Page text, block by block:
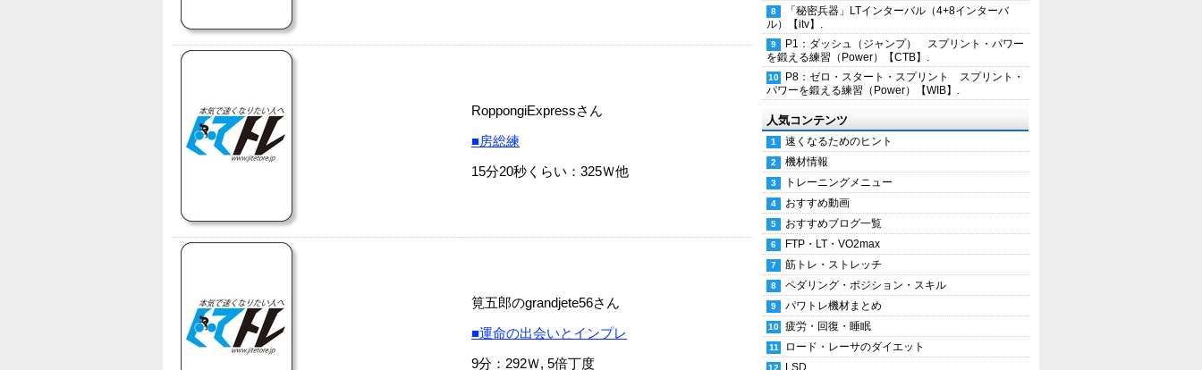
RoppongiExpressさん
■房総練
15分20秒くらい：325Ｗ他
筧五郎のgrandjete56さん
■運命の出会いとインプレ
9分：292Ｗ, 5倍丁度
「秘密兵器」LTインターバル（4+8インターバ
ル）【itv】.
P1：ダッシュ（ジャンプ） スプリント・パワー
を鍛える練習（Power）【CTB】.
P8：ゼロ・スタート・スプリント スプリント・
パワーを鍛える練習（Power）【WIB】.
人気コンテンツ
速くなるためのヒント
機材情報
トレーニングメニュー
おすすめ動画
おすすめブログ一覧
FTP・LT・VO2max
筋トレ・ストレッチ
ペダリング・ポジション・スキル
パワトレ機材まとめ
疲労・回復・睡眠
ロード・レーサのダイエット
LSD